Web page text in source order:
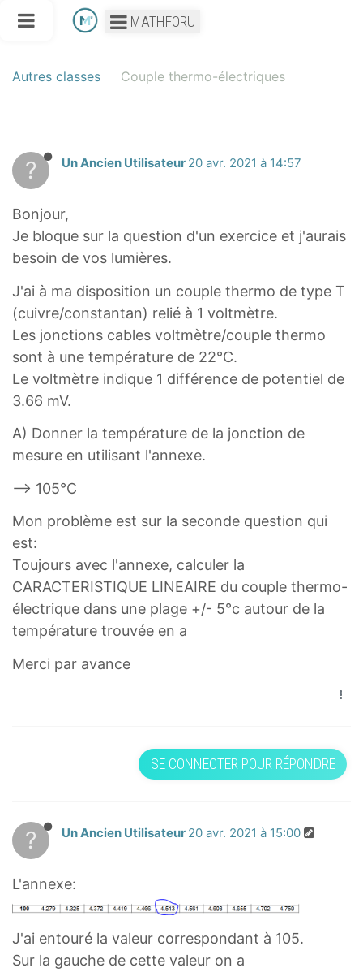
MATHFORU
Autres classes Couple thermo-électriques
? Un Ancien Utilisateur 20 avr. 2021 à 14:57
Bonjour,
Je bloque sur la question d'un exercice et j'aurais
besoin de vos lumières.
J'ai à ma disposition un couple thermo de type T
(cuivre/constantan) relié à 1 voltmètre.
Les jonctions cables voltmètre/couple thermo
sont à une température de 22°C.
Le voltmètre indique 1 différence de potentiel de
3.66 mV.
A) Donner la température de la jonction de
mesure en utilisant l'annexe.
--> 105°C
Mon problème est sur la seconde question qui
est:
Toujours avec l'annexe, calculer la
CARACTERISTIQUE LINEAIRE du couple thermo-
électrique dans une plage +/- 5°c autour de la
température trouvée en a
Merci par avance
SE CONNECTER POUR RÉPONDRE
? Un Ancien Utilisateur 20 avr. 2021 à 15:00
L'annexe:
J'ai entouré la valeur correspondant à 105.
Sur la gauche de cette valeur on a